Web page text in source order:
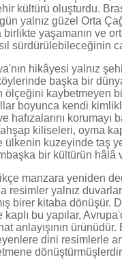
kültürü oluşturdu.
yalnız güzel Orta
birlikte yaşamanın ve
sürdürülebileceğinin
hikâyesi yalnız
başka bir
ölçeğini kaybetmeyen
boyunca kendi
hafızalarını korumayı
kiliseleri, oyma
ülkenin kuzeyinde taş
bir kültürün hâlâ
manzara yeniden
resimler yalnız
birer kitaba dönüşür.
bu yapılar,
anlayışının
dini resimlerle